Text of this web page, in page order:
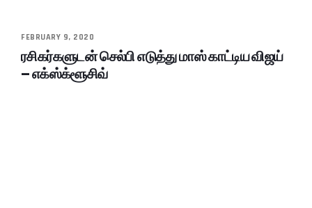
FEBRUARY 9, 2020
ரசிகர்களுடன் செல்பி எடுத்து மாஸ் காட்டிய விஜய்
– எக்ஸ்க்ளூசிவ்